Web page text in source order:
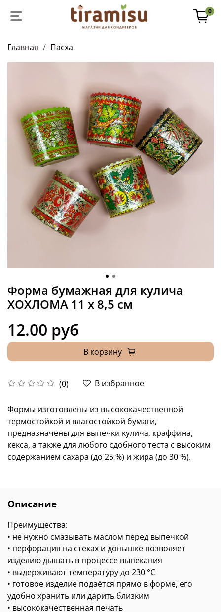
0
Главная Пасха
Форма бумажная для кулича
ХОХЛОМА 11 x 8,5 см
(0) В избранное
12.00 руб
В корзину
Формы изготовлены из высококачественной
термостойкой и влагостойкой бумаги,
предназначены для выпечки кулича, краффина,
кекса, а также для любого сдобного теста с высоким
содержанием сахара (до 25 %) и жира (до 30 %).
Описание
Преимущества:
• не нужно смазывать маслом перед выпечкой
• перфорация на стеках и донышке позволяет
изделию дышать в процессе выпекания
• выдерживают температуру до 230 °С
• готовое изделие подаётся прямо в форме, его
удобно хранить или дарить близким
• высококачественная печать